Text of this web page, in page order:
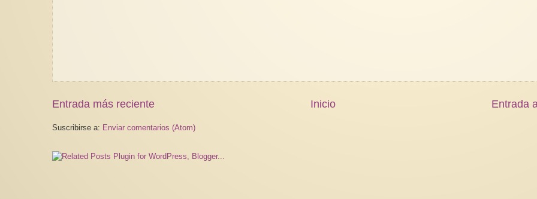
Entrada más reciente Entrada
Inicio
Suscribirse a: Enviar comentarios (Atom)